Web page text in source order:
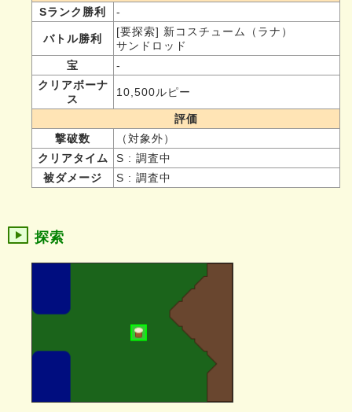
Sランク勝利
-
バトル勝利
[要探索] 新コスチューム（ラナ）
サンドロッド
宝
-
クリアボーナ
ス
10,500ルピー
評価
撃破数
（対象外）
クリアタイム
S : 調査中
被ダメージ
S : 調査中
探索